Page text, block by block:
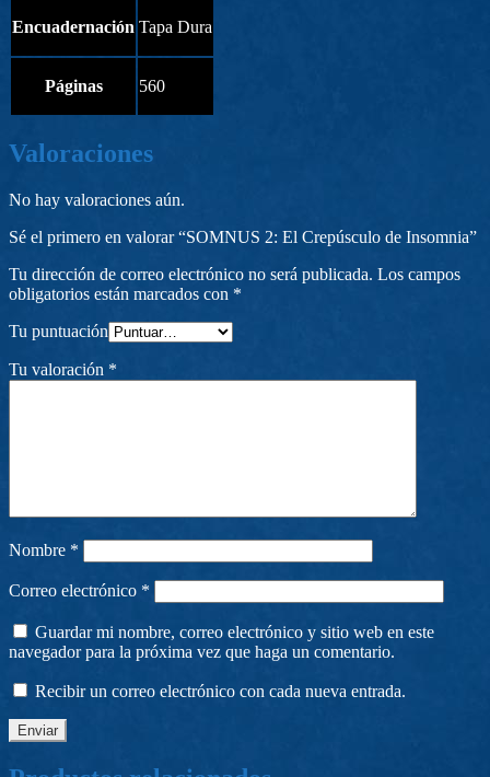
Encuadernación Tapa Dura
Páginas 560
Valoraciones
No hay valoraciones aún.
Sé el primero en valorar “SOMNUS 2: El Crepúsculo de Insomnia”
Tu dirección de correo electrónico no será publicada. Los campos
obligatorios están marcados con *
Tu puntuación
Tu valoración *
Nombre *
Correo electrónico *
Guardar mi nombre, correo electrónico y sitio web en este
navegador para la próxima vez que haga un comentario.
Recibir un correo electrónico con cada nueva entrada.